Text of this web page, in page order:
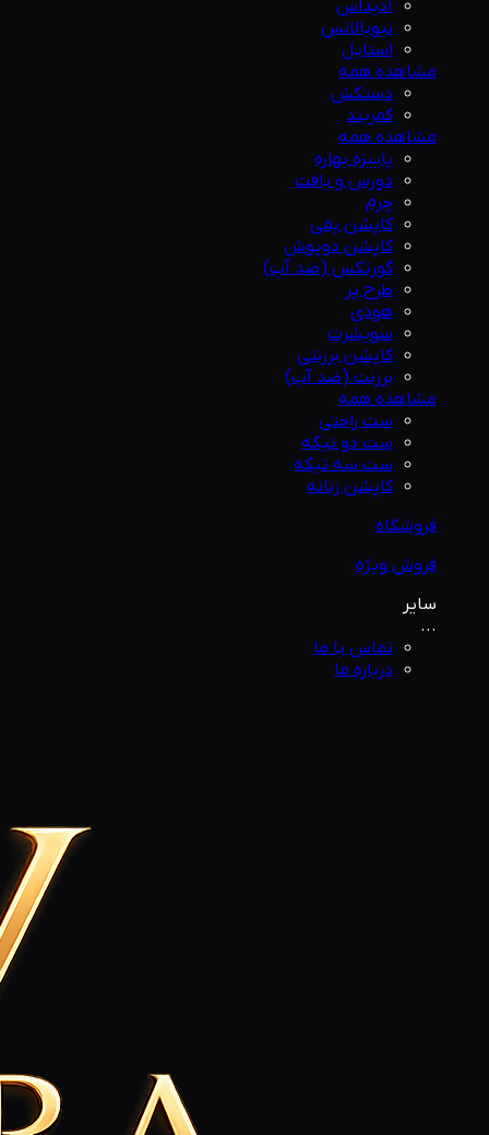
آدیداس
نیوبالانس
استایل
مشاهده همه
دستکش
کمربند
مشاهده همه
پاییزه بهاره
دورس و بافت
چرم
کاپشن پفی
کاپشن دوپوش
گورتکس (ضد آب)
طرح پر
هودی
سویشرت
کاپشن برزنتی
برزنت (ضد آب)
مشاهده همه
ست راحتی
ست دو تیکه
ست سه تیکه
کاپشن زنانه
فروشگاه
فروش ویژه
سایر
...
تماس با ما
درباره ما